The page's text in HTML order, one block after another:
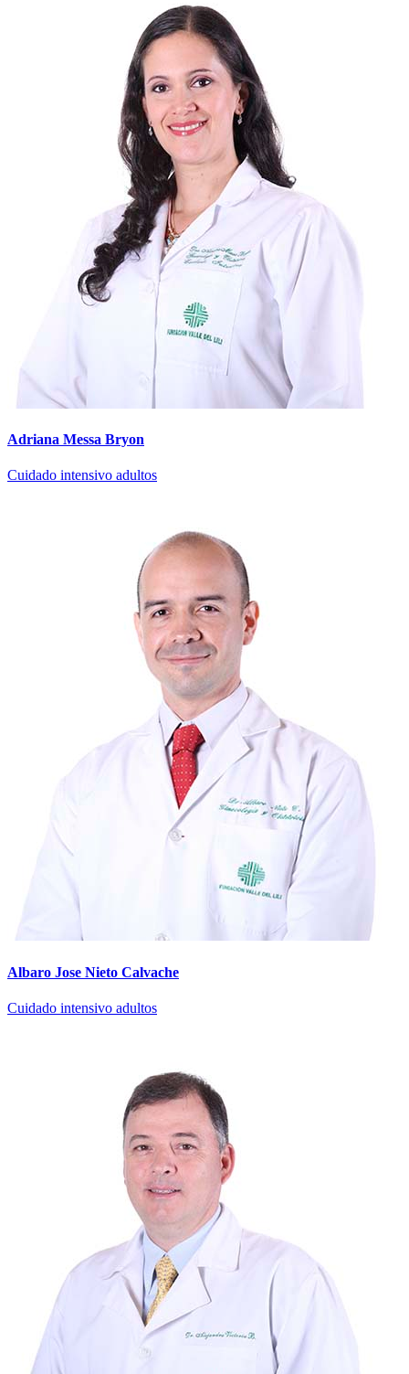
Adriana Messa Bryon
Cuidado intensivo adultos
Albaro Jose Nieto Calvache
Cuidado intensivo adultos